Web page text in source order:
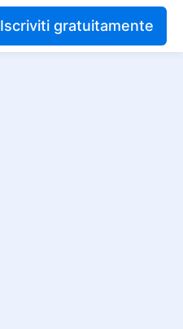
Iscriviti gratuitamente